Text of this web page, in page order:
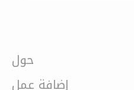
حول
إضافة عمل